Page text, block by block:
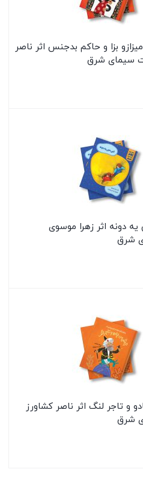
بزا و حاکم بدجنس اثر ناصر
سیمای شرق
دونه اثر زهرا موسوی
شرق
و تاجر لنگ اثر ناصر کشاورز
شرق